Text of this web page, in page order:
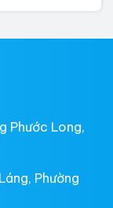
Phước Long,
Phường